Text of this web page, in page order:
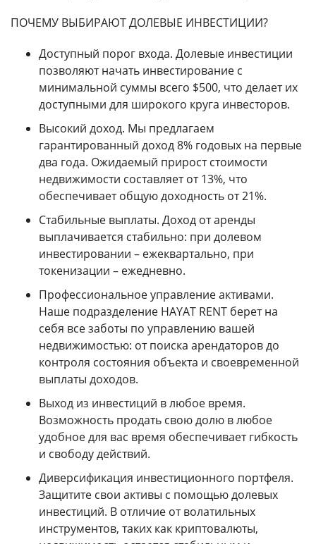
ПОЧЕМУ ВЫБИРАЮТ ДОЛЕВЫЕ ИНВЕСТИЦИИ?
Доступный порог входа. Долевые инвестиции
позволяют начать инвестирование с
минимальной суммы всего $500, что делает их
доступными для широкого круга инвесторов.
Высокий доход. Мы предлагаем
гарантированный доход 8% годовых на первые
два года. Ожидаемый прирост стоимости
недвижимости составляет от 13%, что
обеспечивает общую доходность от 21%.
Стабильные выплаты. Доход от аренды
выплачивается стабильно: при долевом
инвестировании – ежеквартально, при
токенизации – ежедневно.
Профессиональное управление активами.
Наше подразделение HAYAT RENT берет на
себя все заботы по управлению вашей
недвижимостью: от поиска арендаторов до
контроля состояния объекта и своевременной
выплаты доходов.
Выход из инвестиций в любое время.
Возможность продать свою долю в любое
удобное для вас время обеспечивает гибкость
и свободу действий.
Диверсификация инвестиционного портфеля.
Защитите свои активы с помощью долевых
инвестиций. В отличие от волатильных
инструментов, таких как криптовалюты,